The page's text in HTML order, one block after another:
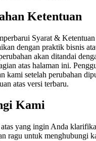
Ketentuan
Syarat &
dengan praktik bisnis
akan ditandai
atas halaman ini.
kami setelah perubahan
atas versi terbaru.
Kami
yang ingin Anda
ragu untuk menghubungi